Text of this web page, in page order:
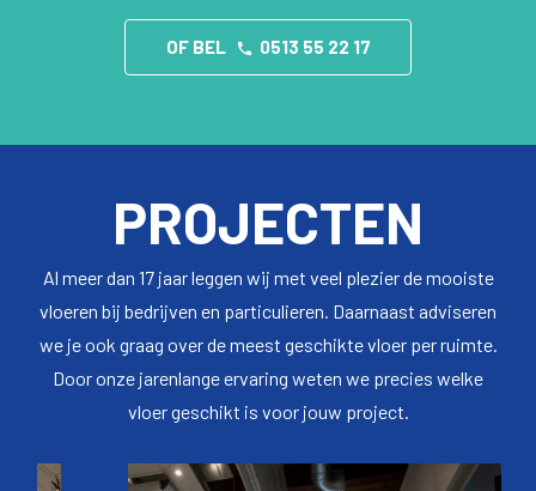
OF BEL 0513 55 22 17
PROJECTEN
Al meer dan 17 jaar leggen wij met veel plezier de mooiste
vloeren bij bedrijven en particulieren. Daarnaast adviseren
we je ook graag over de meest geschikte vloer per ruimte.
Door onze jarenlange ervaring weten we precies welke
vloer geschikt is voor jouw project.